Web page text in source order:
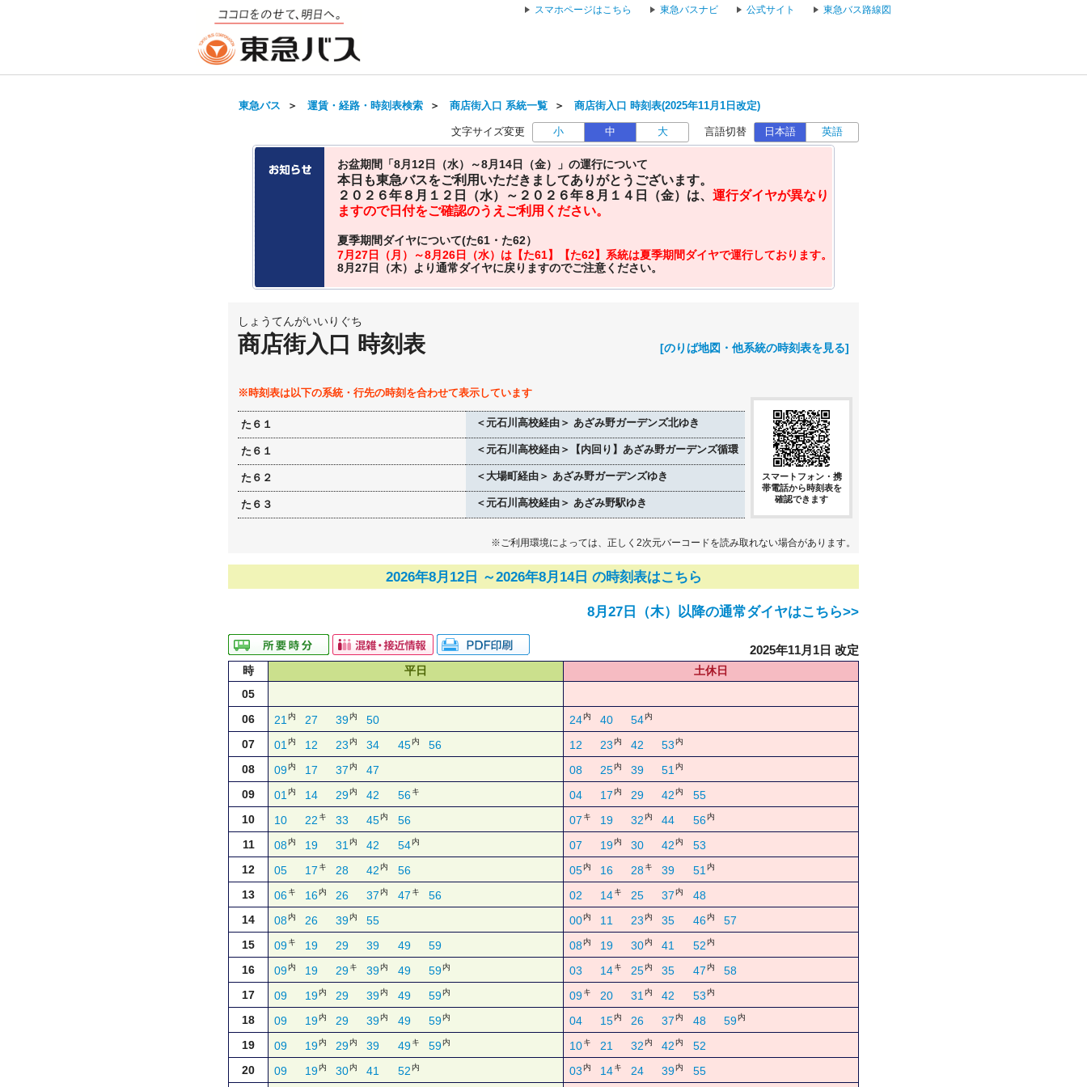
スマホページはこちら 東急バスナビ 公式サイト 東急バス路線図
東急バス ＞ 運賃・経路・時刻表検索 ＞ 商店街入口 系統一覧 ＞ 商店街入口 時刻表(2025年11月1日改定)
文字サイズ変更 小 中 大 言語切替 日本語 英語
お盆期間「8月12日（水）～8月14日（金）」の運行について
本日も東急バスをご利用いただきましてありがとうございます。
２０２６年８月１２日（水）～２０２６年８月１４日（金）は、 運行ダイヤが異なり
ますので日付をご確認のうえご利用ください。
夏季期間ダイヤについて(た61・た62）
7月27日（月）～8月26日（水）は【た61】【た62】系統は夏季期間ダイヤで運行しております。
8月27日（木）より通常ダイヤに戻りますのでご注意ください。
しょうてんがいいりぐち
商店街入口 時刻表 [のりば地図・他系統の時刻表を見る]
※時刻表は以下の系統・行先の時刻を合わせて表示しています
た６１ ＜元石川高校経由＞ あざみ野ガーデンズ北ゆき
た６１ ＜元石川高校経由＞【内回り】あざみ野ガーデンズ循環
た６２ ＜大場町経由＞ あざみ野ガーデンズゆき
た６３ ＜元石川高校経由＞ あざみ野駅ゆき
スマートフォン・携
帯電話から時刻表を
確認できます
※ご利用環境によっては、正しく2次元バーコードを読み取れない場合があります。
2026年8月12日 ～2026年8月14日 の時刻表はこちら
8月27日（木）以降の通常ダイヤはこちら>>
2025年11月1日 改定
時 平日
土休日
05
06
21 内 27 39内 50 24内 40 54内
07 01 内 12 23 内 34 45内 56 12 23内 42 53 内
08 09内 17 37 内 47 08 25内 39 51 内
09 01 内 14 29内 42 56 キ 04 17内 29 42 内
55
10
10 22 キ 33 45内 56 07 キ 19 32 内 44 56内
11 08内 19 31 内 42 54内 07 19内 30 42 内
53
12
05 17 キ 28 42 内 56 05内 16 28キ 39 51 内
13 06キ 16内 26 37 内 47 キ 56 02 14キ 25 37 内
48
14
08内 26 39内 55 00内 11 23 内 35 46内
57
15
09キ 19 29 39 49 59 08内 19 30内 41 52内
16 09内 19 29キ 39内 49 59内 03 14キ 25内 35 47内
58
17
09 19内 29 39内 49 59内 09キ 20 31 内 42 53内
18 09 19内 29 39内 49 59内 04 15内 26 37 内 48 59内
19 09 19内 29内 39 49 キ 59内 10キ 21 32 内 42 内
52
20
09 19内 30内 41 52内 03内 14キ 24 39内 55